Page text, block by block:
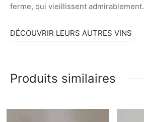
ferme, qui vieillissent admirablement.
DÉCOUVRIR LEURS AUTRES VINS
Produits similaires